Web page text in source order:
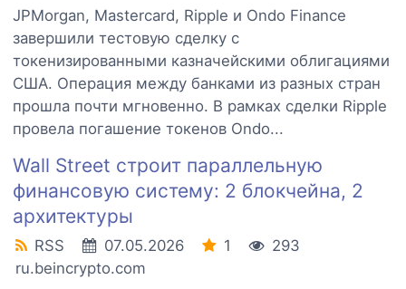
JPMorgan, Mastercard, Ripple и Ondo Finance
завершили тестовую сделку с
токенизированными казначейскими облигациями
США. Операция между банками из разных стран
прошла почти мгновенно. В рамках сделки Ripple
провела погашение токенов Ondo...
Wall Street строит параллельную
финансовую систему: 2 блокчейна, 2
архитектуры
RSS 07.05.2026 1
293
ru.beincrypto.com